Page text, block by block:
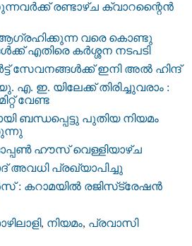
രണ്ടാഴ്ച ക്വാറന്റൈന്‍
വരെ കൊണ്ടു
എതിരെ കര്‍ശ്ശന നടപടി
സേവനങ്ങള്‍ക്ക് ഇനി അല്‍ ഹിന്ദ്
എ. ഇ. യിലേക്ക് തിരിച്ചുവരാം :
വേണ്ട
ബന്ധപ്പെട്ടു പുതിയ നിയമം
ഹൗസ് വെള്ളിയാഴ്ച
പ്രഖ്യാപിച്ചു
: കറാമയിൽ രജിസ്‌ട്രേഷൻ
, നിയമം, പ്രവാസി